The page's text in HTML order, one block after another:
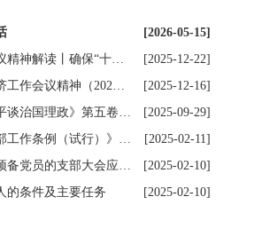
[2026-05-15]
精神解读丨确保“十…
[2025-12-22]
工作会议精神（202…
[2025-12-16]
谈治国理政》第五卷…
[2025-09-29]
工作条例（试行）》…
[2025-02-11]
备党员的支部大会应…
[2025-02-10]
的条件及主要任务
[2025-02-10]